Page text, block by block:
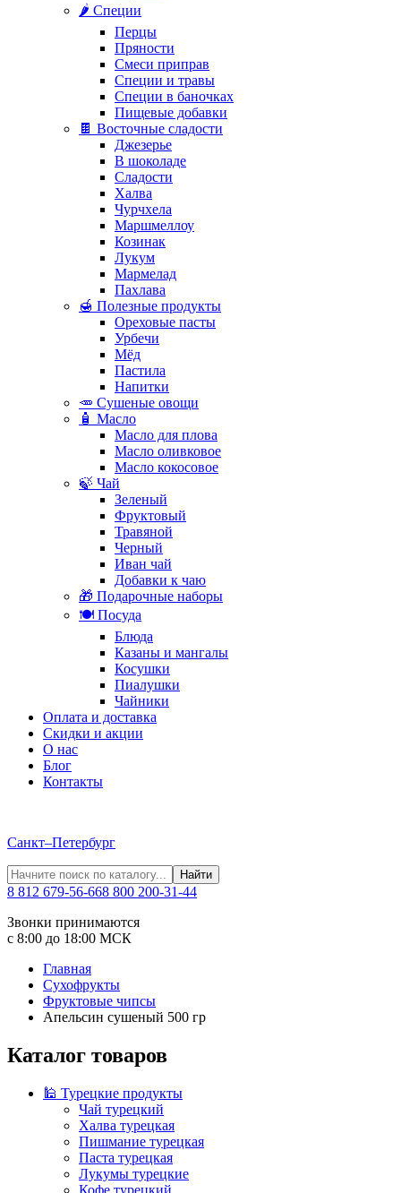
🌶️ Специи
Перцы
Пряности
Смеси приправ
Специи и травы
Специи в баночках
Пищевые добавки
🍫 Восточные сладости
Джезерье
В шоколаде
Сладости
Халва
Чурчхела
Маршмеллоу
Козинак
Лукум
Мармелад
Пахлава
🍯 Полезные продукты
Ореховые пасты
Урбечи
Мёд
Пастила
Напитки
🥕 Сушеные овощи
🧴 Масло
Масло для плова
Масло оливковое
Масло кокосовое
🍃 Чай
Зеленый
Фруктовый
Травяной
Черный
Иван чай
Добавки к чаю
🎁 Подарочные наборы
🍽️ Посуда
Блюда
Казаны и мангалы
Косушки
Пиалушки
Чайники
Оплата и доставка
Скидки и акции
О нас
Блог
Контакты
Санкт–Петербург
Найти
8 812 679-56-668 800 200-31-44
Звонки принимаются
с 8:00 до 18:00 МСК
Главная
Сухофрукты
Фруктовые чипсы
Апельсин сушеный 500 гр
Каталог товаров
🕌 Турецкие продукты
Чай турецкий
Халва турецкая
Пишмание турецкая
Паста турецкая
Лукумы турецкие
Кофе турецкий